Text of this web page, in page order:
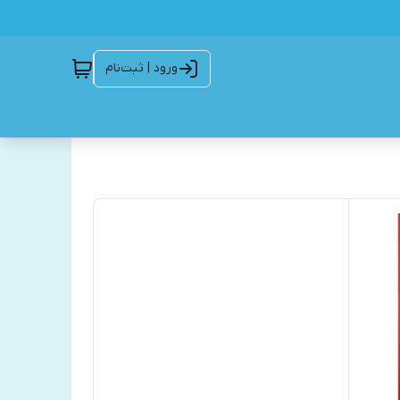
ورود | ثبت‌نام